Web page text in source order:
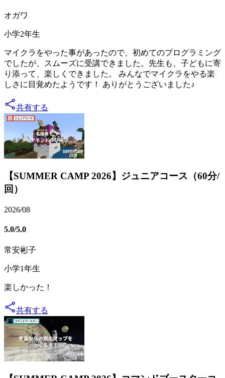
オガワ
小学2年生
マイクラをやった事があったので、初めてのプログラミング
でしたが、スムーズに受講できました。先生も、子どもに寄
り添って、楽しくできました。 みんなでマイクラをやる楽
しさに目覚めたようです！ ありがとうございました♪
共有する
【SUMMER CAMP 2026】ジュニアコース（60分/
回）
2026/08
5.0/5.0
常安彬子
小学1年生
楽しかった！
共有する